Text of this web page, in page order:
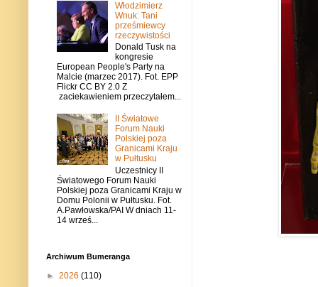
Włodzimierz
Wnuk: Tani
prześmiewcy
rzeczywistości
Donald Tusk na
kongresie
European People's Party na
Malcie (marzec 2017). Fot. EPP
Flickr CC BY 2.0 Z
zaciekawieniem przeczytałem...
II Światowe
Forum Nauki
Polskiej poza
Granicami Kraju
w Pułtusku
Uczestnicy II
Światowego Forum Nauki
Polskiej poza Granicami Kraju w
Domu Polonii w Pułtusku. Fot.
A.Pawłowska/PAI W dniach 11-
14 wrześ...
Archiwum Bumeranga
► 2026 (110)